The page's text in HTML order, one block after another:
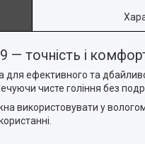
— точність і
для ефективного та
чисте гоління без
використовувати у